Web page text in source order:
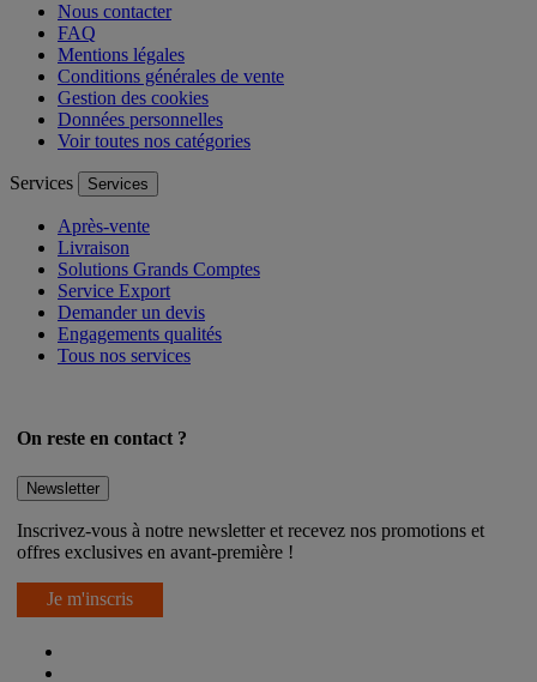
Nous contacter
FAQ
Mentions légales
Conditions générales de vente
Gestion des cookies
Données personnelles
Voir toutes nos catégories
Services Services
Après-vente
Livraison
Solutions Grands Comptes
Service Export
Demander un devis
Engagements qualités
Tous nos services
On reste en contact ?
Newsletter
Inscrivez-vous à notre newsletter et recevez nos promotions et
offres exclusives en avant-première !
Je m'inscris